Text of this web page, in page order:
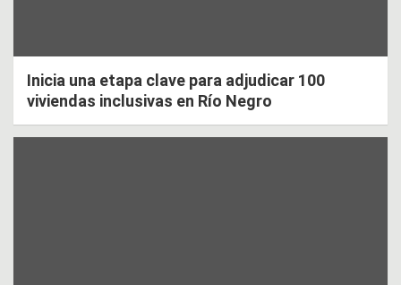
Inicia una etapa clave para adjudicar 100
viviendas inclusivas en Río Negro